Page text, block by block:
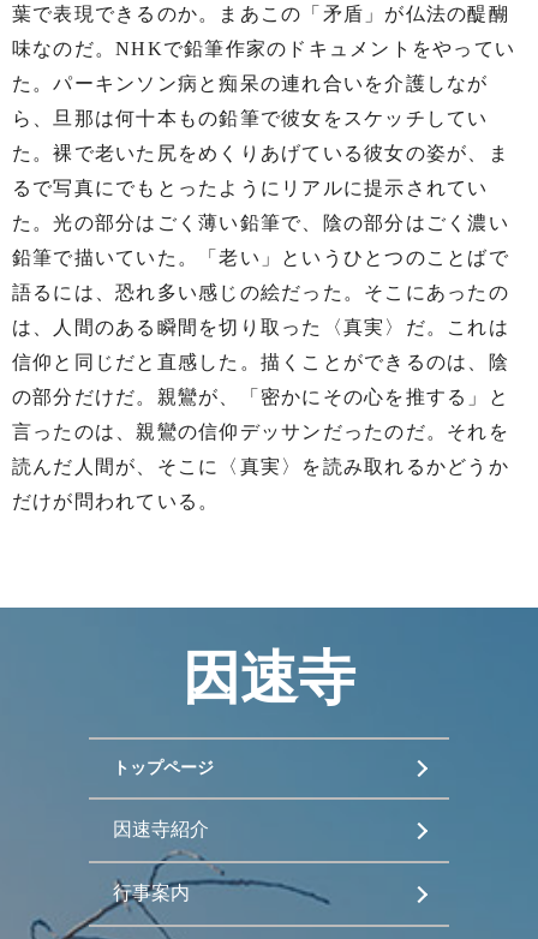
葉で表現できるのか。まあこの「矛盾」が仏法の醍醐
味なのだ。NHKで鉛筆作家のドキュメントをやってい
た。パーキンソン病と痴呆の連れ合いを介護しなが
ら、旦那は何十本もの鉛筆で彼女をスケッチしてい
た。裸で老いた尻をめくりあげている彼女の姿が、ま
るで写真にでもとったようにリアルに提示されてい
た。光の部分はごく薄い鉛筆で、陰の部分はごく濃い
鉛筆で描いていた。「老い」というひとつのことばで
語るには、恐れ多い感じの絵だった。そこにあったの
は、人間のある瞬間を切り取った〈真実〉だ。これは
信仰と同じだと直感した。描くことができるのは、陰
の部分だけだ。親鸞が、「密かにその心を推する」と
言ったのは、親鸞の信仰デッサンだったのだ。それを
読んだ人間が、そこに〈真実〉を読み取れるかどうか
だけが問われている。
因速寺
トップページ
因速寺紹介
行事案内